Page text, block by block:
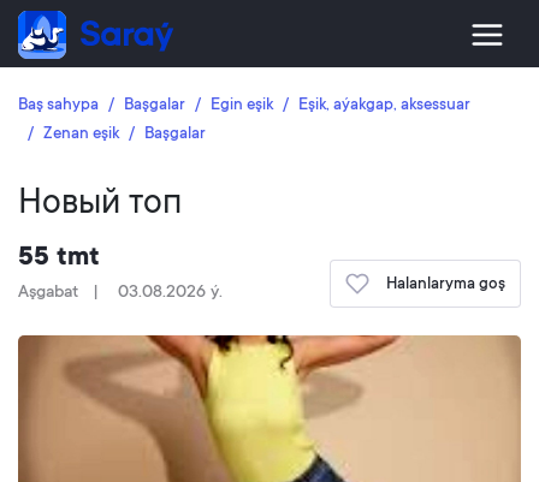
Baş sahypa Başgalar Egin eşik
Eşik, aýakgap, aksessuar
Zenan eşik
Başgalar
Новый топ
55 tmt
Aşgabat 03.08.2026 ý. Halanlaryma goş